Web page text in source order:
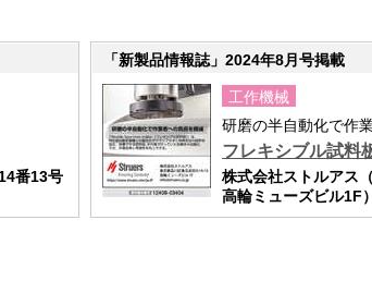
番13号
「新製品情報誌」2024年8月号掲載
工作機械
研磨の半自動化で作
フレキシブル試料
株式会社ストルアス
高輪ミューズビル1F）